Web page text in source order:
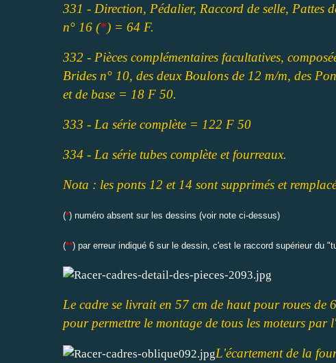
331 - Direction, Pédalier, Raccord de selle, Pattes
n° 16 (*) = 64 F.
332 - Pièces complémentaires facultatives,
Brides n° 10, des deux Boulons de 12 m/m, des
et de base = 18 F 50.
333 - La série complète = 122 F 50
334 - La série tubes complète et fourreaux.
Nota : les ponts 12 et 14 sont supprimés et
(*) numéro absent sur les dessins (voir note ci-dessus)
(**) par erreur indiqué 6 sur le dessin, c'est le raccord supérieur du
Le cadre se livrait en 57 cm de haut pour roues de
pour permettre le montage de tous les moteurs par
L'écartement de la